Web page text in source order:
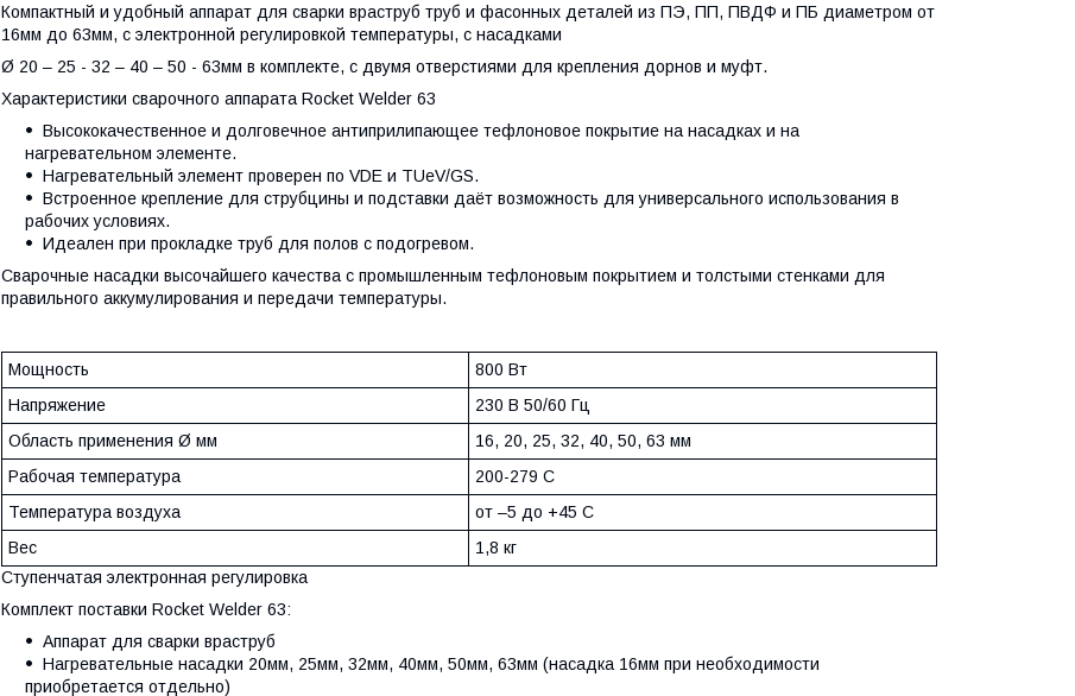
Компактный и удобный аппарат для сварки враструб труб и фасонных деталей из ПЭ, ПП, ПВДФ и ПБ диаметром от
16мм до 63мм, с электронной регулировкой температуры, с насадками
Ø 20 – 25 - 32 – 40 – 50 - 63мм в комплекте, с двумя отверстиями для крепления дорнов и муфт.
Характеристики сварочного аппарата Rocket Welder 63
Высококачественное и долговечное антиприлипающее тефлоновое покрытие на насадках и на
нагревательном элементе.
Нагревательный элемент проверен по VDE и TUeV/GS.
Встроенное крепление для струбцины и подставки даёт возможность для универсального использования в
рабочих условиях.
Идеален при прокладке труб для полов с подогревом.
Сварочные насадки высочайшего качества с промышленным тефлоновым покрытием и толстыми стенками для
правильного аккумулирования и передачи температуры.
Мощность
800 Вт
Напряжение
230 В 50/60 Гц
Область применения Ø мм
16, 20, 25, 32, 40, 50, 63 мм
Рабочая температура
200-279 С
Температура воздуха
от –5 до +45 С
Вес
1,8 кг
Ступенчатая электронная регулировка
Комплект поставки Rocket Welder 63:
Аппарат для сварки враструб
Нагревательные насадки 20мм, 25мм, 32мм, 40мм, 50мм, 63мм (насадка 16мм при необходимости
приобретается отдельно)